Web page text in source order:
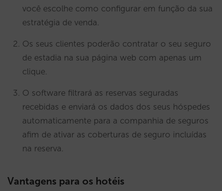
você escolhe como configurar em função da sua
estratégia de venda.
Os seus clientes poderão contratar o seu seguro
de estadia na sua página web com apenas um
clique.
O software filtrará as reservas seguradas
recebidas e enviará os dados dos seus hóspedes
automaticamente para a companhia de seguros
afim de ativar as coberturas de seguro incluídas
na reserva.
Vantagens para os hotéis